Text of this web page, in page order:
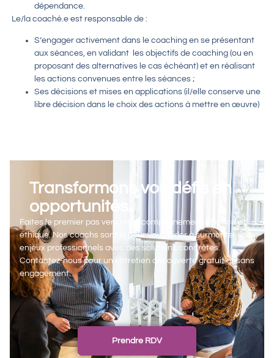
dépendance.
Le/la coaché.e est responsable de :
S’engager activement dans le coaching en se présentant
aux séances, en validant les objectifs de coaching (ou en
proposant des alternatives le cas échéant) et en réalisant
les actions convenues entre les séances ;
Ses décisions et mises en applications (il/elle conserve une
libre décision dans le choix des actions à mettre en œuvre)
Transformons vos défis en
opportunités
Faites le premier pas vers un accompagnement efficace et
éthique. Nos coachs sont là pour vous aider à surmonter vos
enjeux professionnels avec des solutions concrètes.
Contactez-nous pour un entretien découverte gratuit et sans
engagement.
Prendre RDV